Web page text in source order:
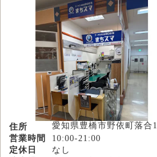
住所
愛知県豊橋市野依町落合
営業時間
10:00-21:00
定休日
なし